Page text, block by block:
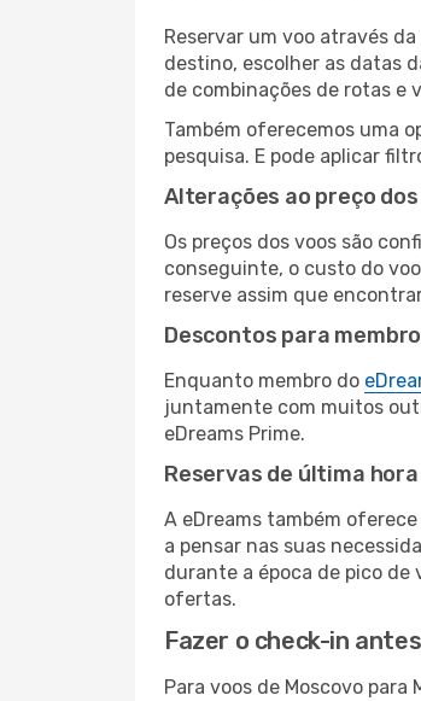
Reservar um voo através
destino, escolher as datas
de combinações de rotas e
Também oferecemos uma
pesquisa. E pode aplicar
Alterações ao preço
Os preços dos voos são
conseguinte, o custo do
reserve assim que
Descontos para
Enquanto membro do
juntamente com muitos
eDreams Prime.
Reservas de última
A eDreams também
a pensar nas suas
durante a época de pico de
ofertas.
Fazer o check-in
Para voos de Moscovo